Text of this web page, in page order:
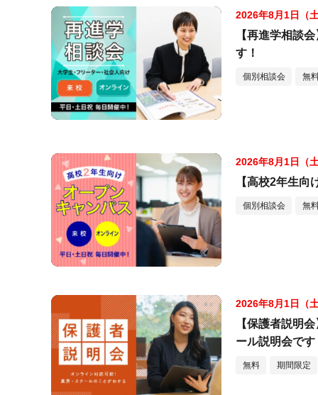
2026年8月1日（
【再進学相談
す！
個別相談会 無
2026年8月1日（
【高校2年生向
個別相談会 無
2026年8月1日（
【保護者説明
ール説明会です
無料 期間限定